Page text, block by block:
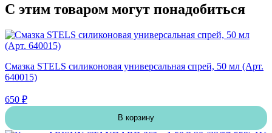
С этим товаром могут понадобиться
Смазка STELS силиконовая универсальная спрей, 50 мл (Арт.
640015)
650 ₽
В корзину